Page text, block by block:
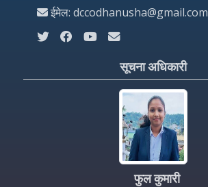
ईमेल: dccodhanusha@gmail.com
सूचना अधिकारी
फुल कुमारी